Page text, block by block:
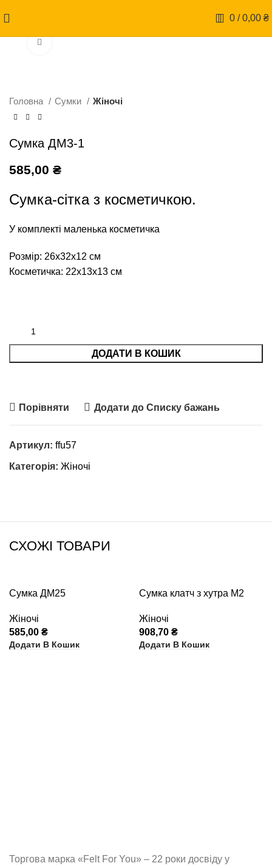
0 / 0,00 ₴
Головна Сумки Жіночі
Сумка ДМ3-1
585,00 ₴
Сумка-сітка з косметичкою.
У комплекті маленька косметичка
Розмір: 26х32х12 см
Косметичка: 22х13х13 см
ДОДАТИ В КОШИК
Порівняти Додати до Списку бажань
Артикул: ffu57
Категорія: Жіночі
СХОЖІ ТОВАРИ
Сумка ДМ25
Жіночі
585,00 ₴
Додати В Кошик
Сумка клатч з хутра М2
Жіночі
908,70 ₴
Додати В Кошик
Торгова марка «Felt For You» – 22 роки досвіду у